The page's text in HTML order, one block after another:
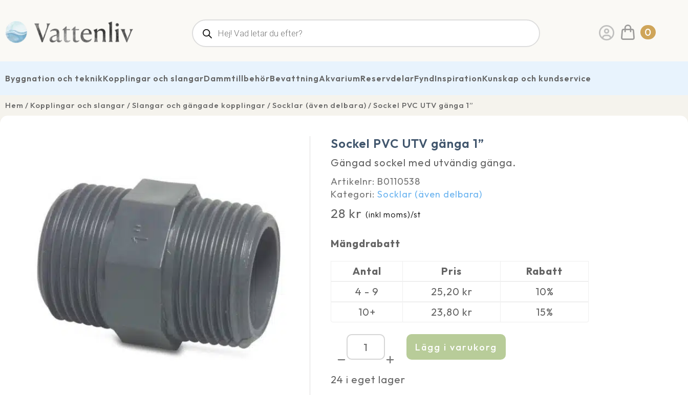
Produktsökning
0
Byggnation och teknikKopplingar och slangarDammtillbehörBevattningAkvariumReservdelarFyndInspirationKunskap och kundservice
Hem Kopplingar och slangar Slangar och gängade kopplingar Socklar (även delbara) Sockel PVC UTV gänga 1”
Sockel PVC UTV gänga 1”
Gängad sockel med utvändig gänga.
Artikelnr: B0110538
Kategori:Socklar (även delbara)
28 kr (inkl moms)/st
Mängdrabatt
Antal Pris
Rabatt
4 - 9
25,20 kr
10%
10+
23,80 kr 15%
24 i eget lager
Sockel
PVC
gänga
Lägg i varukorg